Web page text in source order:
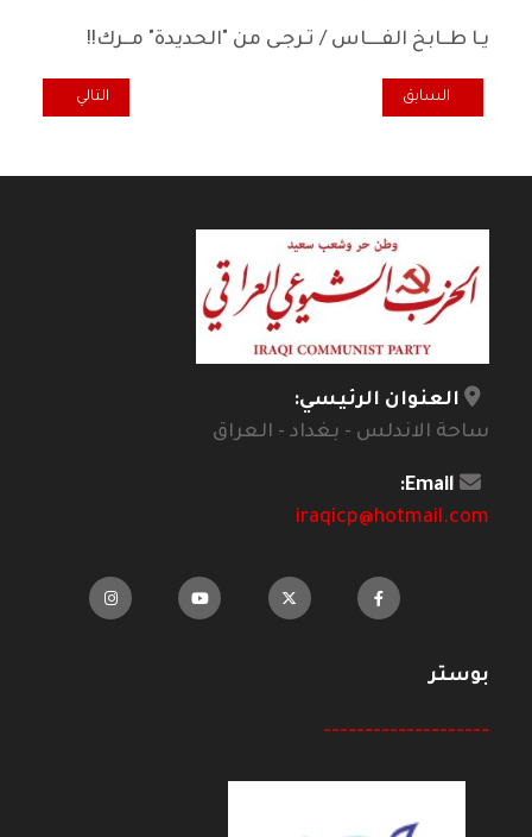
يـا طــابخ الفــــاس / تـرجـى من "الحديدة" مــرك!!
المقال السابق: همسة.. سائرون الى التغيير والاصلاح
السابق المقال التالي:
التالي
العنوان الرئيسي:
ساحة الاندلس - بغداد - العراق
Email:
iraqicp@hotmail.com
بوستر
--------------------